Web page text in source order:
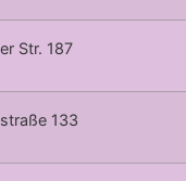
Str. 187
133